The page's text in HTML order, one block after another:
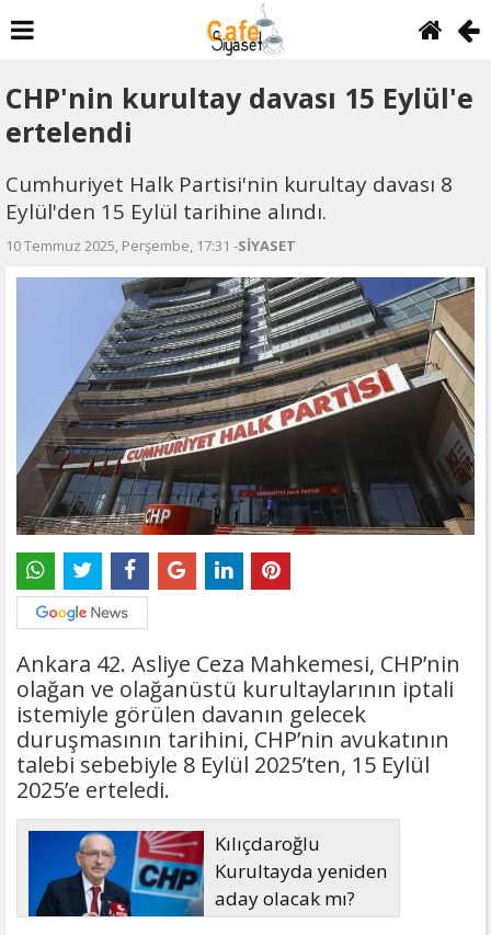
CHP'nin kurultay davası 15 Eylül'e
ertelendi
Cumhuriyet Halk Partisi'nin kurultay davası 8
Eylül'den 15 Eylül tarihine alındı.
10 Temmuz 2025, Perşembe, 17:31 -SİYASET
Ankara 42. Asliye Ceza Mahkemesi, CHP’nin
olağan ve olağanüstü kurultaylarının iptali
istemiyle görülen davanın gelecek
duruşmasının tarihini, CHP’nin avukatının
talebi sebebiyle 8 Eylül 2025’ten, 15 Eylül
2025’e erteledi.
Kılıçdaroğlu
Kurultayda yeniden
aday olacak mı?